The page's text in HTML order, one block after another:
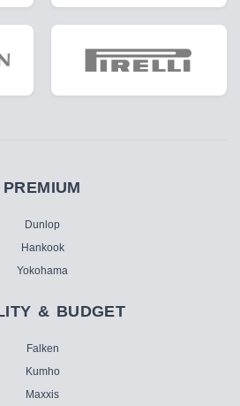
PREMIUM
Dunlop
Hankook
Yokohama
& BUDGET
Falken
Kumho
Maxxis